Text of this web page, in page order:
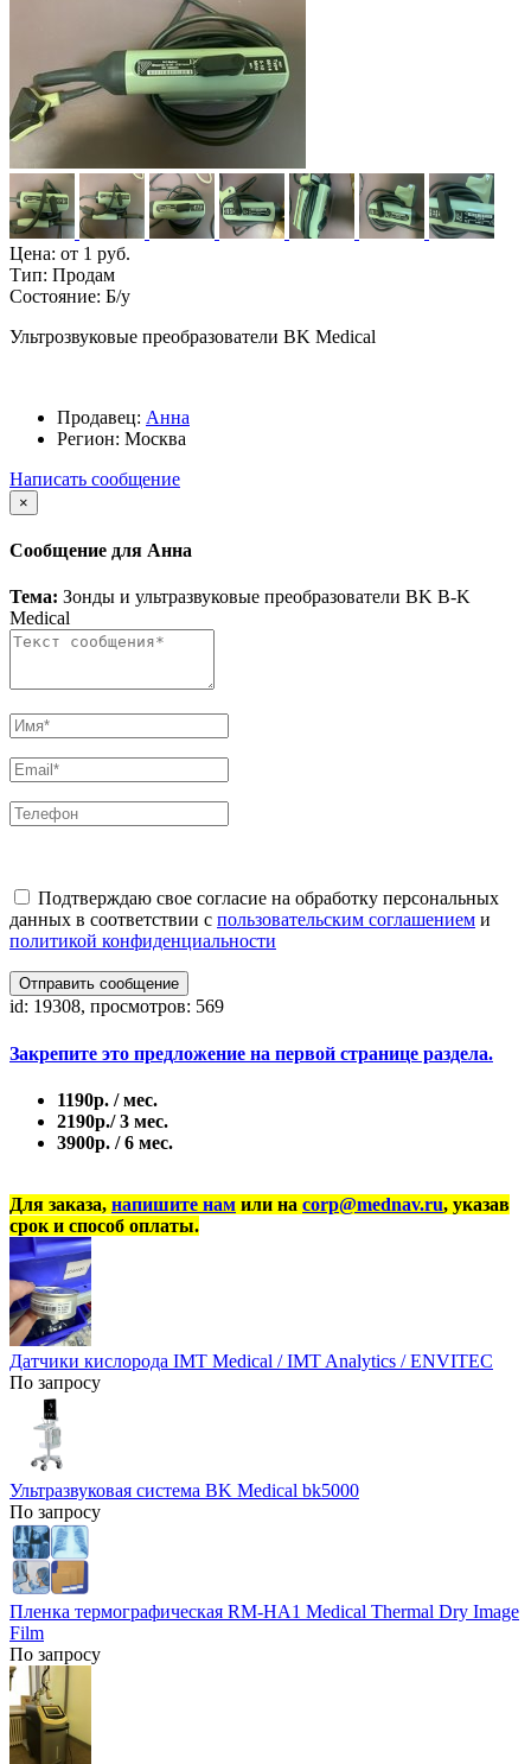
Цена: от 1 руб.
Тип: Продам
Состояние: Б/у
Ультрозвуковые преобразователи BK Medical
Продавец: Анна
Регион: Москва
Написать сообщение
×
Сообщение для Анна
Тема: Зонды и ультразвуковые преобразователи BK B-K
Medical
Подтверждаю свое согласие на обработку персональных
данных в соответствии с пользовательским соглашением и
политикой конфиденциальности
Отправить сообщение
id: 19308, просмотров: 569
Закрепите это предложение на первой странице раздела.
1190р. / мес.
2190р./ 3 мес.
3900р. / 6 мес.
Для заказа, напишите нам или на corp@mednav.ru, указав
срок и способ оплаты.
Датчики кислорода IMT Medical / IMT Analytics / ENVITEC
По запросу
Ультразвуковая система BK Medical bk5000
По запросу
Пленка термографическая RM-HA1 Medical Thermal Dry Image
Film
По запросу